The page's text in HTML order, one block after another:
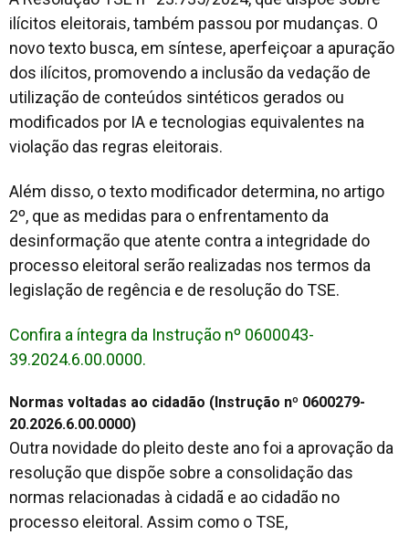
ilícitos eleitorais, também passou por mudanças. O
novo texto busca, em síntese, aperfeiçoar a apuração
dos ilícitos, promovendo a inclusão da vedação de
utilização de conteúdos sintéticos gerados ou
modificados por IA e tecnologias equivalentes na
violação das regras eleitorais.
Além disso, o texto modificador determina, no artigo
2º, que as medidas para o enfrentamento da
desinformação que atente contra a integridade do
processo eleitoral serão realizadas nos termos da
legislação de regência e de resolução do TSE.
Confira a íntegra da Instrução nº 0600043-
39.2024.6.00.0000.
Normas voltadas ao cidadão (Instrução nº 0600279-
20.2026.6.00.0000)
Outra novidade do pleito deste ano foi a aprovação da
resolução que dispõe sobre a consolidação das
normas relacionadas à cidadã e ao cidadão no
processo eleitoral. Assim como o TSE,